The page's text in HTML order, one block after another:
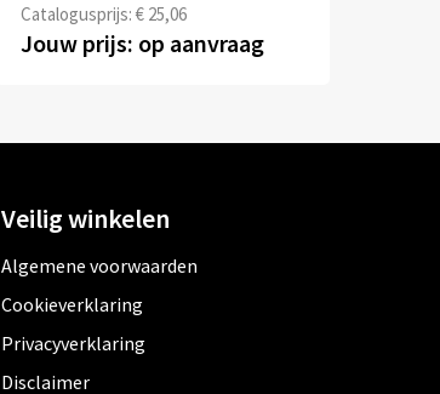
Catalogusprijs: € 25,06
Jouw prijs: op aanvraag
Veilig winkelen
Algemene voorwaarden
Cookieverklaring
Privacyverklaring
Disclaimer